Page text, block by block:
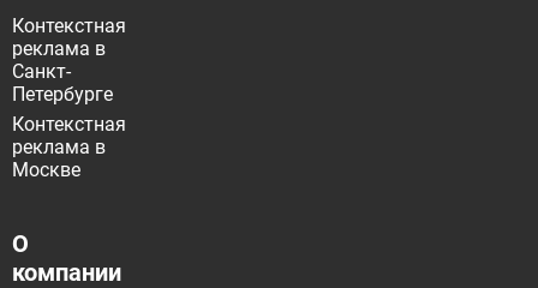
Контекстная
реклама в
Санкт-
Петербурге
Контекстная
реклама в
Москве
О
компании